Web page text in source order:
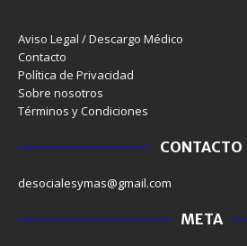
Aviso Legal / Descargo Médico
Contacto
Política de Privacidad
Sobre nosotros
Términos y Condiciones
CONTACTO
desocialesymas@gmail.com
META